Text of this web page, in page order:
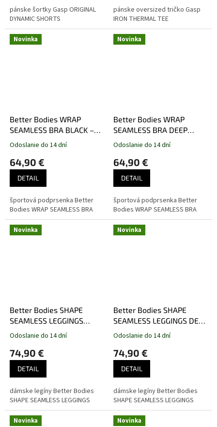
pánske šortky Gasp ORIGINAL
DYNAMIC SHORTS
pánske oversized tričko Gasp
IRON THERMAL TEE
Novinka
Better Bodies WRAP
SEAMLESS BRA BLACK –
športová podprsenka
Odoslanie do 14 dní
64,90 €
DETAIL
športová podprsenka Better
Bodies WRAP SEAMLESS BRA
Novinka
Better Bodies WRAP
SEAMLESS BRA DEEP
FOREST – športová
tmavozelená
Odoslanie do 14 dní
64,90 €
DETAIL
športová podprsenka Better
Bodies WRAP SEAMLESS BRA
Novinka
Better Bodies SHAPE
SEAMLESS LEGGINGS
BLACK – legíny Better
Odoslanie do 14 dní
74,90 €
DETAIL
dámske legíny Better Bodies
SHAPE SEAMLESS LEGGINGS
Novinka
Better Bodies SHAPE
SEAMLESS LEGGINGS DEEP
FOREST – legíny Better
Odoslanie do 14 dní
74,90 €
DETAIL
dámske legíny Better Bodies
SHAPE SEAMLESS LEGGINGS
Novinka Novinka